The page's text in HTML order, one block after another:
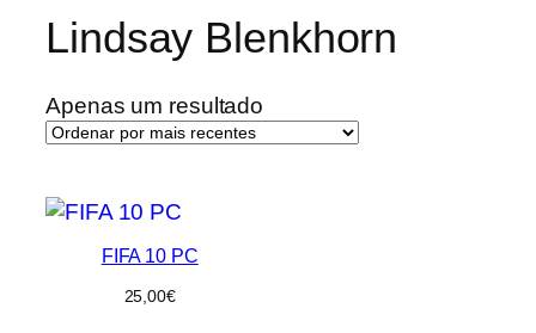
Lindsay Blenkhorn
Apenas um resultado
FIFA 10 PC
25,00€